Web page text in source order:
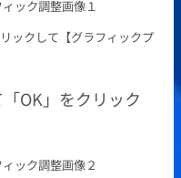
ックして【グラフィックプ
OK」をクリック